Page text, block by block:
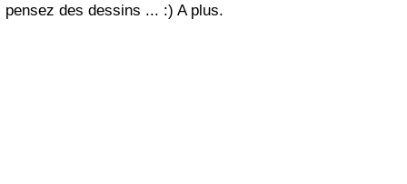
pensez des dessins ... :) A plus.